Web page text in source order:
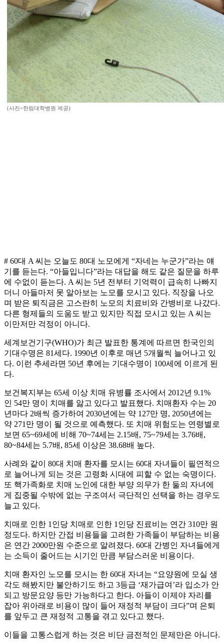
(사진=한림대학병원 제공)
# 60대 A 씨는 오늘도 80대 노모에게 “자네는 누군가”라는 얘
기를 듣는다. “아들입니다”라는 대답을 해도 같은 질문을 하루
에 수없이 듣는다. A 씨는 5년 전부터 기억력이 급속히 나빠지
더니 아들마저 못 알아보는 노모를 모시고 있다. 직장을 나오
며 받은 퇴직금은 고스란히 노모의 치료비와 간병비로 나갔다.
다른 형제들의 도움도 받고 있지만 직접 모시고 있는 A 씨는
이만저만 걱정이 아니다.
세계보건기구(WHO)가 최근 발표한 통계에 따르면 한국인의
기대수명은 81세다. 1990년 이후로 매년 5개월씩 늘어나고 있
다. 이런 추세라면 50년 후에는 기대수명이 100세에 이르게 된
다.
보건복지부는 65세 이상 치매 유병률 조사에서 2012년 9.1%
인 54만 명이 치매를 앓고 있다고 발표했다. 치매환자 수는 20
년마다 2배씩 증가하여 2030년에는 약 127만 명, 2050년에는
약 271만 명이 될 것으로 예측했다. 또 치매 위험도는 연령별로
보면 65~69세에 비해 70~74세는 2.15배, 75~79세는 3.76배,
80~84세는 5.7배, 85세 이상은 38.68배 높다.
사례와 같이 80대 치매 환자를 모시는 60대 자녀들이 필연적으
로 늘어나게 되는 것은 고령화 시대에 피할 수 없는 숙명이다.
또 핵가족화로 치매 노인에 대한 부양 의무가 한 둘의 자녀에
게 집중될 수밖에 없는 구조여서 극단적인 선택을 하는 경우도
늘고 있다.
치매로 인한 1인당 치매로 인한 1인당 진료비는 연간 310만 원
정도다. 하지만 간접 비용들을 고려한 가족들이 부담하는 비용
은 연간 2000만원 수준으로 알려졌다. 60대 간병인 자녀들에게
는 소득이 줄어드는 시기인 만큼 부담스러운 비용이다.
치매 환자인 노모를 모시는 한 60대 자녀는 “요양원에 모실 생
각도 해봤지만 불안하기도 하고 3등급 ‘재가급여’라 입소가 안
되고 방문요양 등만 가능하다고 한다. 아들이 이제야 자리를
잡아 위아래로 비용이 많이 들어 재정적 부담이 크다”며 은퇴
를 앞두고 큰 재정적 고통을 겪고 있다고 했다.
이들을 고통스럽게 하는 것은 비단 금전적인 문제만은 아니다.